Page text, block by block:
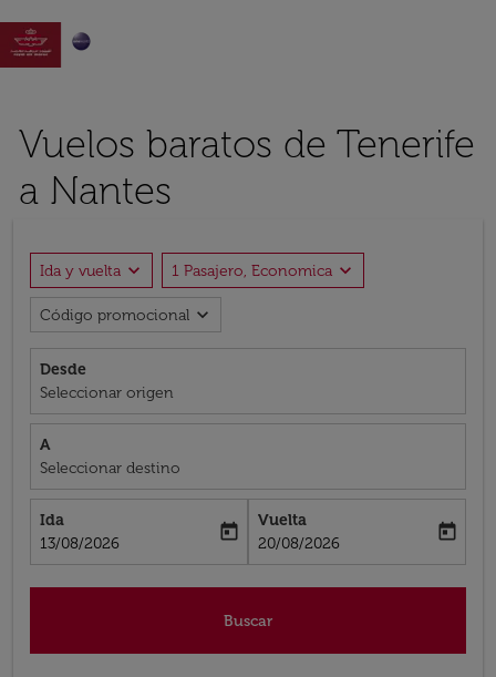

Vuelos baratos de Tenerife
a Nantes
Ida y vuelta expand_more 1 Pasajero, Economica expand_more
Código promocional expand_more
Desde
Seleccionar origen
A
Seleccionar destino
Ida
fc-booking-departure-date-aria-label
13/08/2026
today
Vuelta
fc-booking-return-date-aria-label
20/08/2026
today
Buscar